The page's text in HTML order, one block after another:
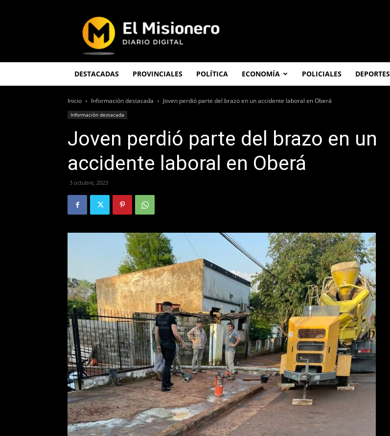
Misionero
DESTACADAS PROVINCIALES POLÍTICA ECONOMÍA POLICIALES DEPORTES
Inicio Información destacada Joven perdió parte del brazo en un accidente laboral en Oberá
Información destacada
Joven perdió parte del brazo en un
accidente laboral en Oberá
3 octubre, 2023